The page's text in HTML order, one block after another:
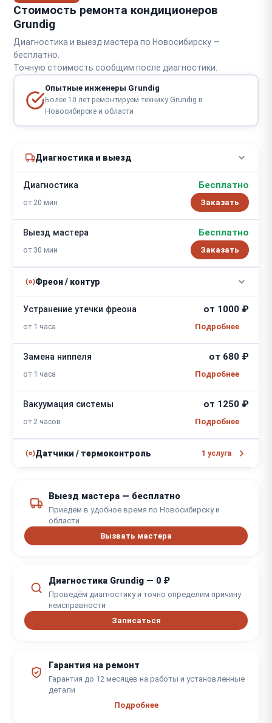
Стоимость ремонта кондиционеров
Grundig
Диагностика и выезд мастера по Новосибирску —
бесплатно.
Точную стоимость сообщим после диагностики.
Опытные инженеры Grundig
Более 10 лет ремонтируем технику Grundig в
Новосибирске и области
Диагностика и выезд
Диагностика
от 20 мин
Бесплатно
Заказать
Выезд мастера
от 30 мин
Бесплатно
Заказать
Фреон / контур
Устранение утечки фреона
от 1 часа
от 1000 ₽
Замена ниппеля
от 1 часа
от 680 ₽
Вакуумация системы
от 2 часов
от 1250 ₽
Датчики / термоконтроль 1 услуга
от 1,5 часов
Выезд мастера — бесплатно
Приедем в удобное время по Новосибирску и
области
Вызвать мастера
Диагностика Grundig — 0 ₽
Проведём диагностику и точно определим причину
неисправности
Записаться
Гарантия на ремонт
Гарантия до 12 месяцев на работы и установленные
детали
Подробнее